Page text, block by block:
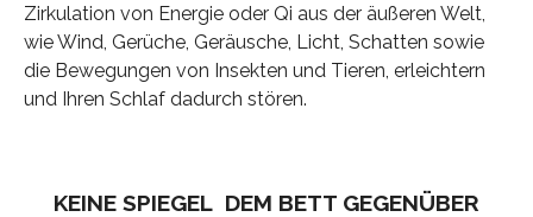
Zirkulation von Energie oder Qi aus der äußeren Welt,
wie Wind, Gerüche, Geräusche, Licht, Schatten sowie
die Bewegungen von Insekten und Tieren, erleichtern
und Ihren Schlaf dadurch stören.
KEINE SPIEGEL DEM BETT GEGENÜBER